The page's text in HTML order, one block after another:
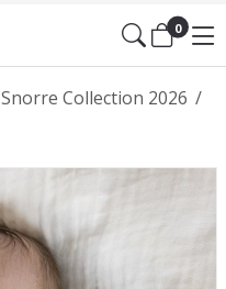
0
/
Snorre Collection 2026